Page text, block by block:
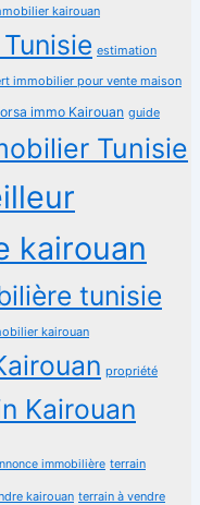
kairouan
estimation
immobilier pour vente maison
immo Kairouan guide
Tunisie
kairouan
tunisie
kairouan
propriété
Kairouan
immobilière terrain
kairouan terrain à vendre